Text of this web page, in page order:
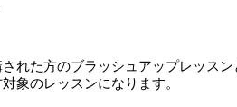
れた方のブラッシュアップレッスン
象のレッスンになります。